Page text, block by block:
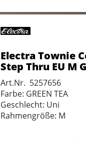
Electra Townie
Step Thru EU M
Art.Nr. 5257656
Farbe: GREEN TEA
Geschlecht: Uni
Rahmengröße: M